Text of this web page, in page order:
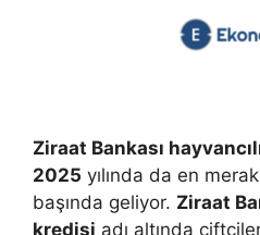
Ziraat Bankası
2025 yılında da en
başında geliyor. Ziraat
kredisi adı altında